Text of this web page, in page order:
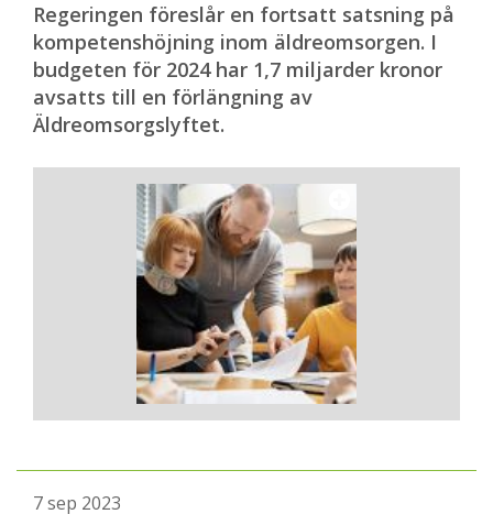
Regeringen föreslår en fortsatt satsning på
kompetenshöjning inom äldreomsorgen. I
budgeten för 2024 har 1,7 miljarder kronor
avsatts till en förlängning av
Äldreomsorgslyftet.
7 sep 2023